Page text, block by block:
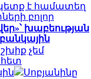
է համատեղ
բոլոր
խաբեության
բանկային
չեմ
հետ
Սոբյանինը